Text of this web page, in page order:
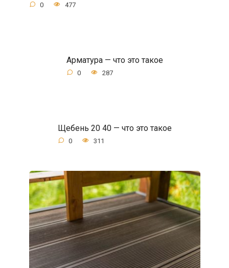
0 477
Арматура — что это такое
0 287
Щебень 20 40 — что это такое
0 311